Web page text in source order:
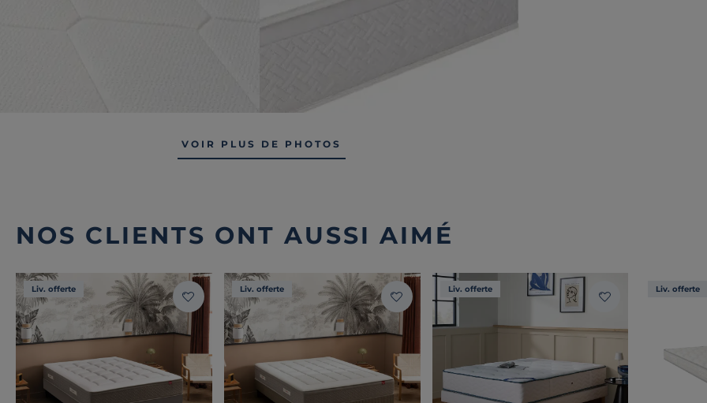
VOIR PLUS DE PHOTOS
NOS CLIENTS ONT AUSSI AIMÉ
Liv. offerte Liv. offerte Liv. offerte Liv. offerte